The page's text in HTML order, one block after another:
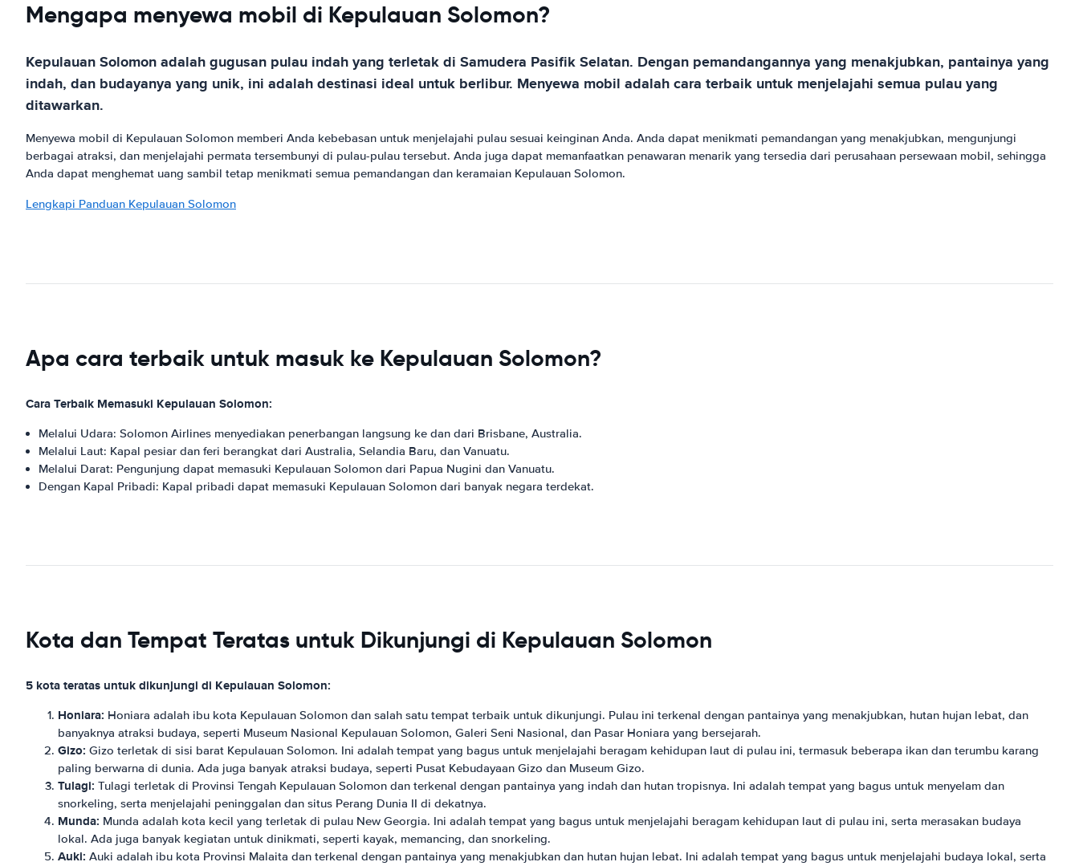
Mengapa menyewa mobil di Kepulauan Solomon?
Kepulauan Solomon adalah gugusan pulau indah yang terletak di Samudera Pasifik Selatan. Dengan pemandangannya yang menakjubkan, pantainya yang
indah, dan budayanya yang unik, ini adalah destinasi ideal untuk berlibur. Menyewa mobil adalah cara terbaik untuk menjelajahi semua pulau yang
ditawarkan.
Menyewa mobil di Kepulauan Solomon memberi Anda kebebasan untuk menjelajahi pulau sesuai keinginan Anda. Anda dapat menikmati pemandangan yang menakjubkan, mengunjungi
berbagai atraksi, dan menjelajahi permata tersembunyi di pulau-pulau tersebut. Anda juga dapat memanfaatkan penawaran menarik yang tersedia dari perusahaan persewaan mobil, sehingga
Anda dapat menghemat uang sambil tetap menikmati semua pemandangan dan keramaian Kepulauan Solomon.
Lengkapi Panduan Kepulauan Solomon
Apa cara terbaik untuk masuk ke Kepulauan Solomon?
Cara Terbaik Memasuki Kepulauan Solomon:
Melalui Udara: Solomon Airlines menyediakan penerbangan langsung ke dan dari Brisbane, Australia.
Melalui Laut: Kapal pesiar dan feri berangkat dari Australia, Selandia Baru, dan Vanuatu.
Melalui Darat: Pengunjung dapat memasuki Kepulauan Solomon dari Papua Nugini dan Vanuatu.
Dengan Kapal Pribadi: Kapal pribadi dapat memasuki Kepulauan Solomon dari banyak negara terdekat.
Kota dan Tempat Teratas untuk Dikunjungi di Kepulauan Solomon
5 kota teratas untuk dikunjungi di Kepulauan Solomon:
Honiara: Honiara adalah ibu kota Kepulauan Solomon dan salah satu tempat terbaik untuk dikunjungi. Pulau ini terkenal dengan pantainya yang menakjubkan, hutan hujan lebat, dan
banyaknya atraksi budaya, seperti Museum Nasional Kepulauan Solomon, Galeri Seni Nasional, dan Pasar Honiara yang bersejarah.
Gizo: Gizo terletak di sisi barat Kepulauan Solomon. Ini adalah tempat yang bagus untuk menjelajahi beragam kehidupan laut di pulau ini, termasuk beberapa ikan dan terumbu karang
paling berwarna di dunia. Ada juga banyak atraksi budaya, seperti Pusat Kebudayaan Gizo dan Museum Gizo.
Tulagi: Tulagi terletak di Provinsi Tengah Kepulauan Solomon dan terkenal dengan pantainya yang indah dan hutan tropisnya. Ini adalah tempat yang bagus untuk menyelam dan
snorkeling, serta menjelajahi peninggalan dan situs Perang Dunia II di dekatnya.
Munda: Munda adalah kota kecil yang terletak di pulau New Georgia. Ini adalah tempat yang bagus untuk menjelajahi beragam kehidupan laut di pulau ini, serta merasakan budaya
lokal. Ada juga banyak kegiatan untuk dinikmati, seperti kayak, memancing, dan snorkeling.
Auki: Auki adalah ibu kota Provinsi Malaita dan terkenal dengan pantainya yang menakjubkan dan hutan hujan lebat. Ini adalah tempat yang bagus untuk menjelajahi budaya lokal, serta